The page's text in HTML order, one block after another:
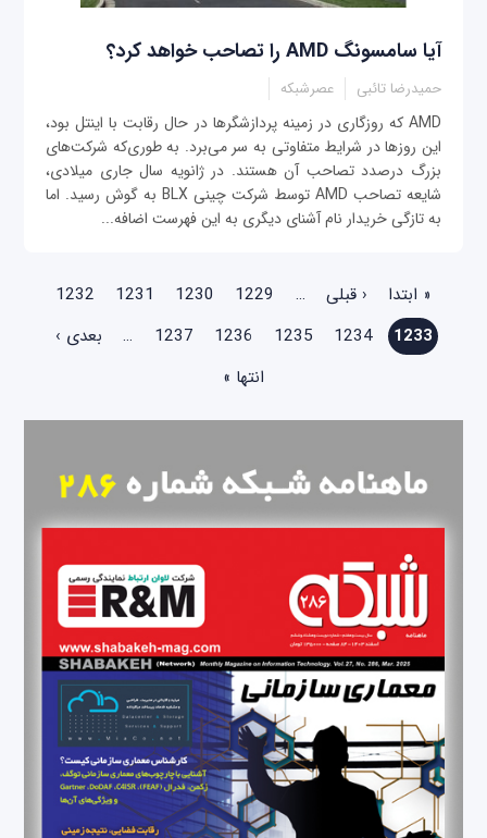
آیا سامسونگ AMD را تصاحب خواهد کرد؟
حمیدرضا تائبی عصرشبکه
AMD که روزگاری در زمینه پردازشگرها در حال رقابت با اینتل بود،
این روزها در شرایط متفاوتی به سر می‌برد. به طوری‌که شرکت‌های
بزرگ درصدد تصاحب آن هستند. در ژانویه سال جاری میلادی،
شایعه تصاحب AMD توسط شرکت چینی BLX به گوش رسید. اما
به تازگی خریدار نام آشنای دیگری به این فهرست اضافه...
صفحه‌ها
« ابتدا ‹ قبلی …
1229
1230
1231
1232
1233
1234
1235
1236
1237
…
بعدی ›
انتها »